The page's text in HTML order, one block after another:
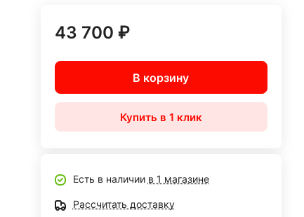
43 700 ₽
В корзину
Купить в 1 клик
Есть в наличии в 1 магазине
Рассчитать доставку